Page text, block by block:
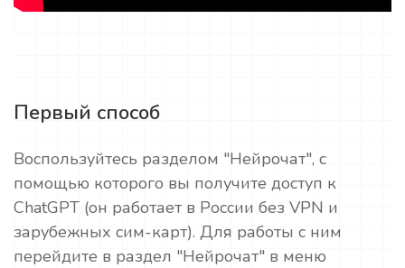
Первый способ
Воспользуйтесь разделом "Нейрочат", с
помощью которого вы получите доступ к
ChatGPT (он работает в России без VPN и
зарубежных сим-карт). Для работы с ним
перейдите в раздел "Нейрочат" в меню